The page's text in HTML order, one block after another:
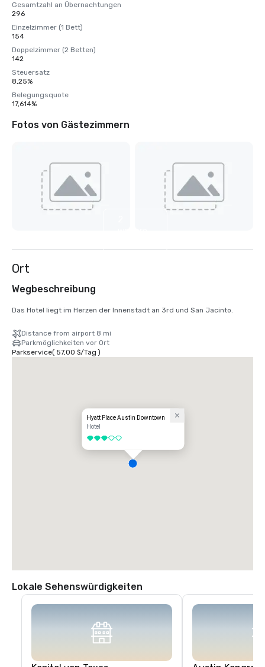
Gesamtzahl an Übernachtungen
296
Einzelzimmer (1 Bett)
154
Doppelzimmer (2 Betten)
142
Steuersatz
8,25%
Belegungsquote
17,614%
Fotos von Gästezimmern
Ort
Wegbeschreibung
Das Hotel liegt im Herzen der Innenstadt an 3rd und San Jacinto.
Distance from airport 8 mi
Parkmöglichkeiten vor Ort
Parkservice( 57,00 $/Tag )
Hyatt Place Austin Downtown
Hotel
3 von 5
Lokale Sehenswürdigkeiten